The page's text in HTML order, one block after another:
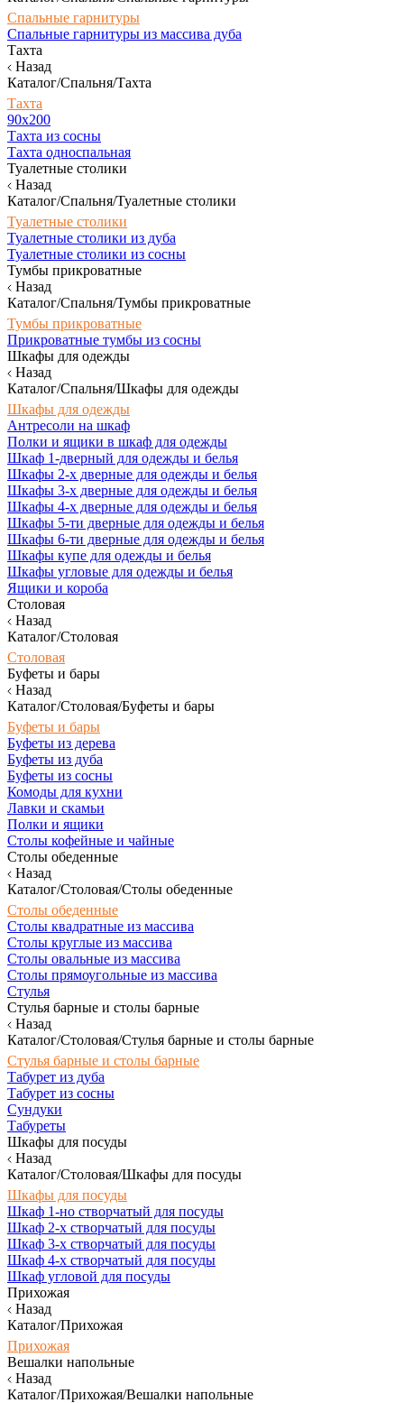
Спальные гарнитуры
Спальные гарнитуры из массива дуба
Тахта
Назад
Каталог/Спальня/Тахта
Тахта
90х200
Тахта из сосны
Тахта односпальная
Туалетные столики
Назад
Каталог/Спальня/Туалетные столики
Туалетные столики
Туалетные столики из дуба
Туалетные столики из сосны
Тумбы прикроватные
Назад
Каталог/Спальня/Тумбы прикроватные
Тумбы прикроватные
Прикроватные тумбы из сосны
Шкафы для одежды
Назад
Каталог/Спальня/Шкафы для одежды
Шкафы для одежды
Антресоли на шкаф
Полки и ящики в шкаф для одежды
Шкаф 1-дверный для одежды и белья
Шкафы 2-х дверные для одежды и белья
Шкафы 3-х дверные для одежды и белья
Шкафы 4-х дверные для одежды и белья
Шкафы 5-ти дверные для одежды и белья
Шкафы 6-ти дверные для одежды и белья
Шкафы купе для одежды и белья
Шкафы угловые для одежды и белья
Ящики и короба
Столовая
Назад
Каталог/Столовая
Столовая
Буфеты и бары
Назад
Каталог/Столовая/Буфеты и бары
Буфеты и бары
Буфеты из дерева
Буфеты из дуба
Буфеты из сосны
Комоды для кухни
Лавки и скамьи
Полки и ящики
Столы кофейные и чайные
Столы обеденные
Назад
Каталог/Столовая/Столы обеденные
Столы обеденные
Столы квадратные из массива
Столы круглые из массива
Столы овальные из массива
Столы прямоугольные из массива
Стулья
Стулья барные и столы барные
Назад
Каталог/Столовая/Стулья барные и столы барные
Стулья барные и столы барные
Табурет из дуба
Табурет из сосны
Сундуки
Табуреты
Шкафы для посуды
Назад
Каталог/Столовая/Шкафы для посуды
Шкафы для посуды
Шкаф 1-но створчатый для посуды
Шкаф 2-х створчатый для посуды
Шкаф 3-х створчатый для посуды
Шкаф 4-х створчатый для посуды
Шкаф угловой для посуды
Прихожая
Назад
Каталог/Прихожая
Прихожая
Вешалки напольные
Назад
Каталог/Прихожая/Вешалки напольные